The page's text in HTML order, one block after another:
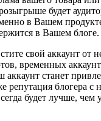
будет
в Вашем
в Вашем блоге.
свой аккаунт от
временных
аккаунт станет
репутация блогера с
будет лучше, чем